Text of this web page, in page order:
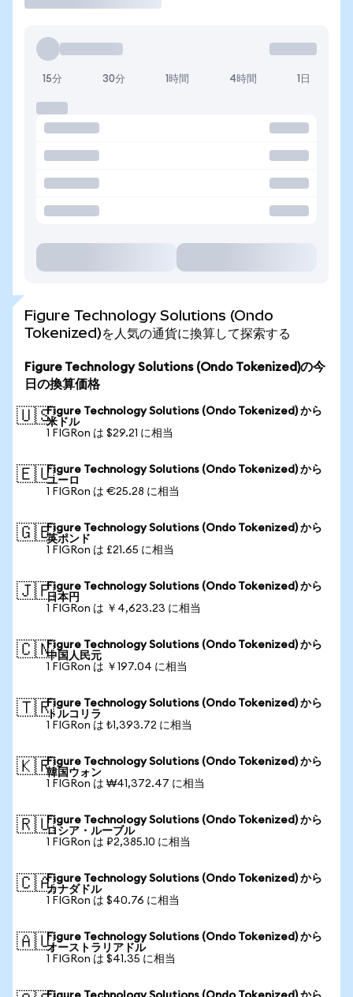
15分 30分 1時間 4時間 1日
Figure Technology Solutions (Ondo
Tokenized)を人気の通貨に換算して探索する
Figure Technology Solutions (Ondo Tokenized)の今
日の換算価格
🇺🇸Figure Technology Solutions (Ondo Tokenized) から
米ドル
1 FIGRon は $29.21 に相当
🇪🇺Figure Technology Solutions (Ondo Tokenized) から
ユーロ
1 FIGRon は €25.28 に相当
🇬🇧Figure Technology Solutions (Ondo Tokenized) から
英ポンド
1 FIGRon は £21.65 に相当
🇯🇵Figure Technology Solutions (Ondo Tokenized) から
日本円
1 FIGRon は ￥4,623.23 に相当
🇨🇳Figure Technology Solutions (Ondo Tokenized) から
中国人民元
1 FIGRon は ￥197.04 に相当
🇹🇷Figure Technology Solutions (Ondo Tokenized) から
トルコリラ
1 FIGRon は ₺1,393.72 に相当
🇰🇷Figure Technology Solutions (Ondo Tokenized) から
韓国ウォン
1 FIGRon は ₩41,372.47 に相当
🇷🇺Figure Technology Solutions (Ondo Tokenized) から
ロシア・ルーブル
1 FIGRon は ₽2,385.10 に相当
🇨🇦Figure Technology Solutions (Ondo Tokenized) から
カナダドル
1 FIGRon は $40.76 に相当
🇦🇺Figure Technology Solutions (Ondo Tokenized) から
オーストラリアドル
1 FIGRon は $41.35 に相当